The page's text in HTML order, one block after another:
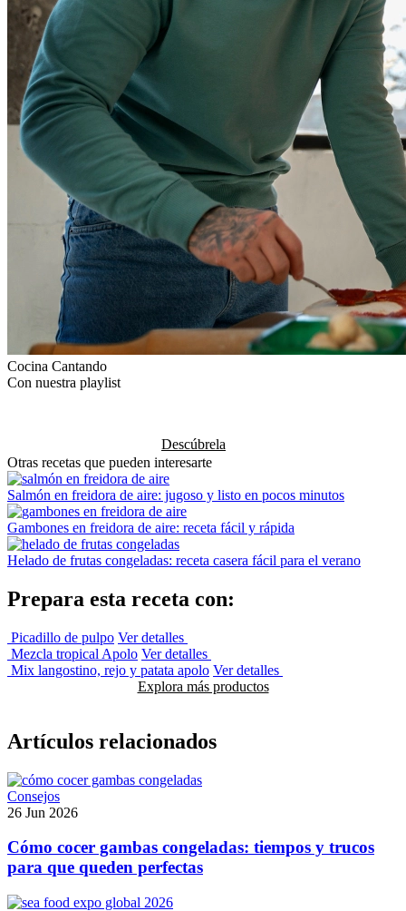
Cocina Cantando
Con nuestra playlist
Descúbrela
Otras recetas que pueden interesarte
Salmón en freidora de aire: jugoso y listo en pocos minutos
Gambones en freidora de aire: receta fácil y rápida
Helado de frutas congeladas: receta casera fácil para el verano
Prepara esta receta con:
Picadillo de pulpo Ver detalles
Mezcla tropical Apolo Ver detalles
Mix langostino, rejo y patata apolo Ver detalles
Explora más productos
Artículos relacionados
Consejos
26 Jun 2026
Cómo cocer gambas congeladas: tiempos y trucos
para que queden perfectas